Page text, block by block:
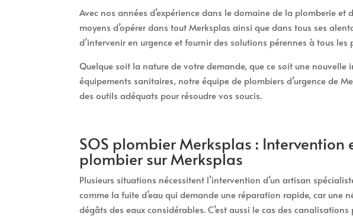
Avec nos années d’expérience dans le domaine de la plomberie et
moyens d’opérer dans tout Merksplas ainsi que dans tous ses
d’intervenir en urgence et fournir des solutions pérennes à tous les
Quelque soit la nature de votre demande, que ce soit une nouvelle
équipements sanitaires, notre équipe de plombiers d’urgence de
des outils adéquats pour résoudre vos soucis.
SOS plombier Merksplas : Intervention
plombier sur Merksplas
Plusieurs situations nécessitent l’intervention d’un artisan
comme la fuite d’eau qui demande une réparation rapide, car une
dégâts des eaux considérables. C’est aussi le cas des